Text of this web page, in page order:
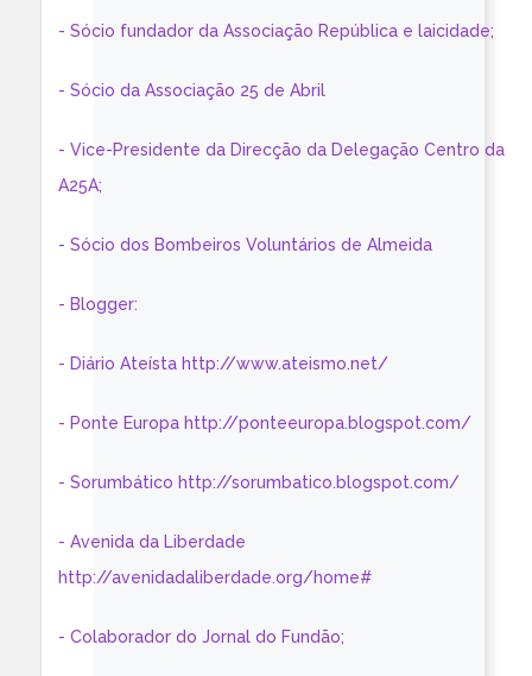
- Sócio fundador da Associação República e laicidade;
- Sócio da Associação 25 de Abril
- Vice-Presidente da Direcção da Delegação Centro da
A25A;
- Sócio dos Bombeiros Voluntários de Almeida
- Blogger:
- Diário Ateísta http://www.ateismo.net/
- Ponte Europa http://ponteeuropa.blogspot.com/
- Sorumbático http://sorumbatico.blogspot.com/
- Avenida da Liberdade
http://avenidadaliberdade.org/home#
- Colaborador do Jornal do Fundão;